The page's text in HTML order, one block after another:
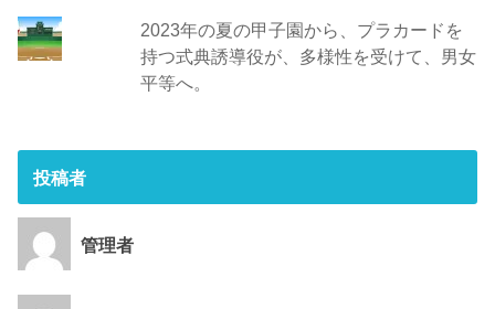
2023年の夏の甲子園から、プラカードを
持つ式典誘導役が、多様性を受けて、男女
平等へ。
投稿者
管理者